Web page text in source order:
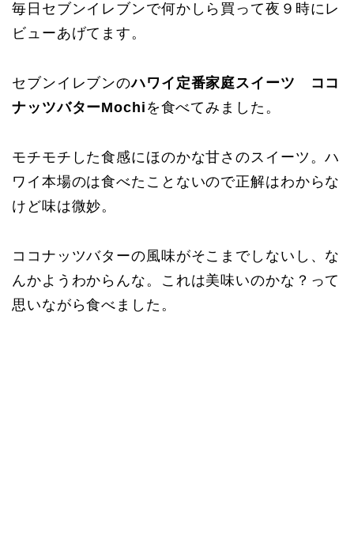
毎日セブンイレブンで何かしら買って夜９時にレ
ビューあげてます。
セブンイレブンのハワイ定番家庭スイーツ ココ
ナッツバターMochi を食べてみました。
モチモチした食感にほのかな甘さのスイーツ。ハ
ワイ本場のは食べたことないので正解はわからな
けど味は微妙。
ココナッツバターの風味がそこまでしないし、な
んかようわからんな。これは美味いのかな？って
思いながら食べました。